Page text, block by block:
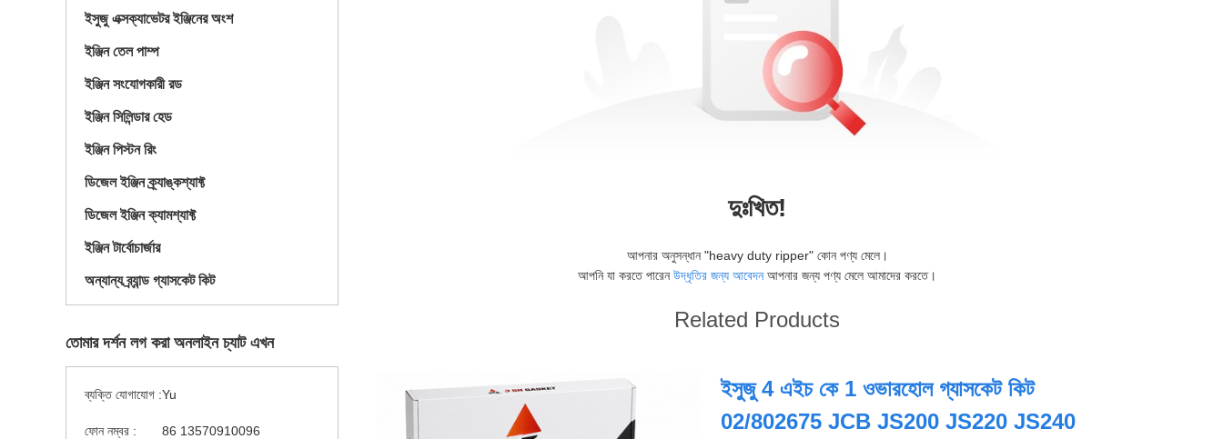
ইসুজু এক্সক্যাভেটর ইঞ্জিনের অংশ
ইঞ্জিন তেল পাম্প
ইঞ্জিন সংযোগকারী রড
ইঞ্জিন সিলিন্ডার হেড
ইঞ্জিন পিস্টন রিং
ডিজেল ইঞ্জিন ক্র্যাঙ্কশ্যাফ্ট
ডিজেল ইঞ্জিন ক্যামশ্যাফ্ট
ইঞ্জিন টার্বোচার্জার
অন্যান্য ব্র্যান্ড গ্যাসকেট কিট
তোমার দর্শন লগ করা অনলাইন চ্যাট এখন
ব্যক্তি যোগাযোগ :Yu
ফোন নম্বর : 86 13570910096
দুঃখিত!
আপনার অনুসন্ধান "heavy duty ripper" কোন পণ্য মেলে।
আপনি যা করতে পারেনউদ্ধৃতির জন্য আবেদনআপনার জন্য পণ্য মেলে আমাদের করতে।
Related Products
ইসুজু 4 এইচ কে 1 ওভারহোল গ্যাসকেট কিট
02/802675 JCB JS200 JS220 JS240